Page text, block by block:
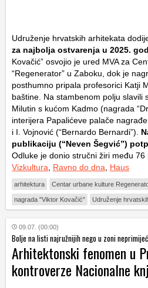
Udruženje hrvatskih arhitekata
za najbolja ostvarenja u 2025.
Kovačić” osvojio je ured MVA za
“Regenerator” u Zaboku, dok je
posthumno pripala profesorici Katji
baštine. Na stambenom polju slavili
Milutin s kućom Kadmo (nagrada
interijera Papalićeve palače
i I. Vojnović (“Bernardo Bernardi”).
publikaciju (“Neven Šegvić”)
Odluke je donio stručni žiri među 76
Vizkultura, Ravno do dna, Haus
arhitektura Centar urbane kulture
nagrada "Viktor Kovačić" Udruženje
09.07. (00:00)
Bolje na listi najružnijih nego u zoni
Arhitektonski fenomen u
kontroverze Nacionalne